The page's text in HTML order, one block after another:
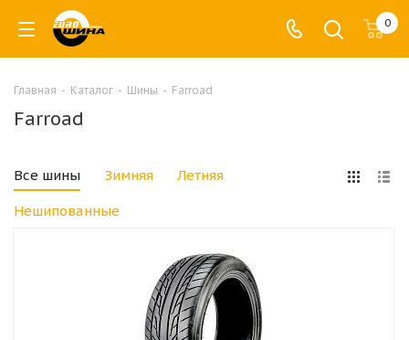
0
Главная - Каталог - Шины - Farroad
Farroad
Все шины Зимняя Летняя
Нешипованные